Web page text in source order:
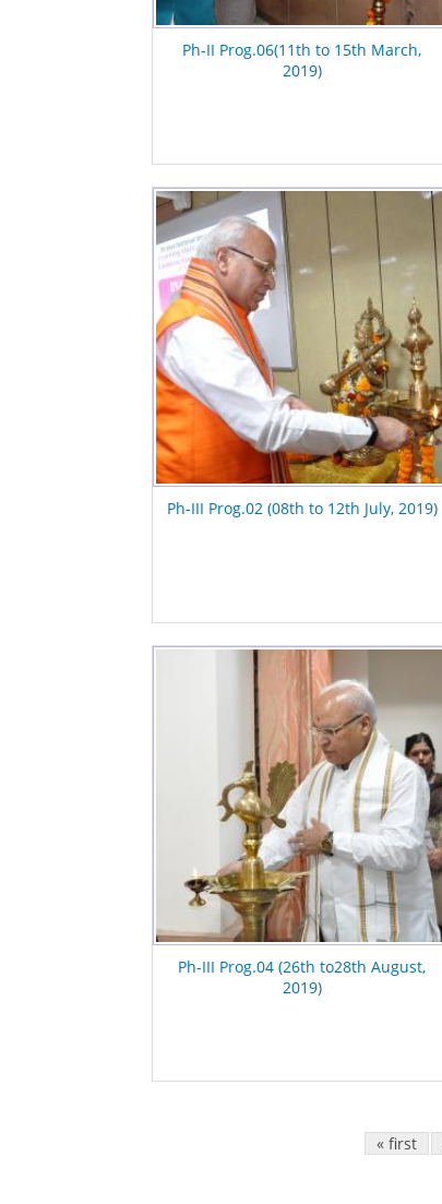
Ph-II Prog.06(11th to 15th March,
2019)
Ph-III Prog.02 (08th to 12th July, 2019)
Ph-III Prog.04 (26th to28th August,
2019)
« first